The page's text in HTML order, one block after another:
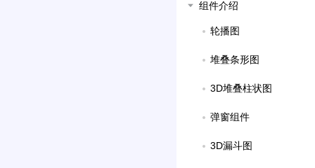
真免费，无论个人或企业，学习或商用
局域网私有化部署，可OEM
Cesium&GIS方案
组件介绍
轮播图
堆叠条形图
3D堆叠柱状图
弹窗组件
3D漏斗图